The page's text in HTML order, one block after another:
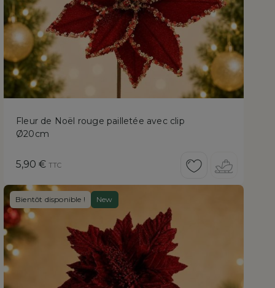
Fleur de Noël rouge pailletée avec clip
Ø20cm
Prix
5,90 € TTC
Bientôt disponible ! New